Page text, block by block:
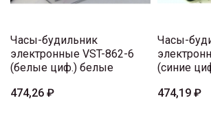
Часы-будильник
электронные VST-862-6
(белые циф.) белые
474,26 ₽
Часы-
(синие
474,19 ₽